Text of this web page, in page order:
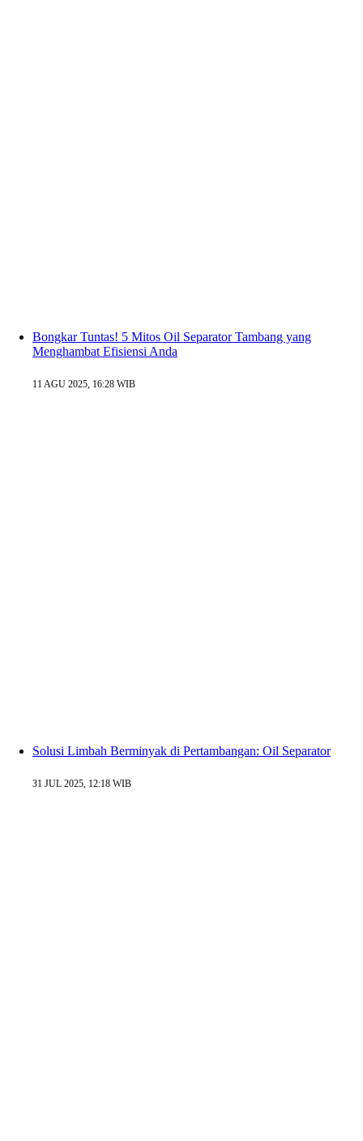
Bongkar Tuntas! 5 Mitos Oil Separator Tambang yang
Menghambat Efisiensi Anda
11 AGU 2025, 16:28 WIB
Solusi Limbah Berminyak di Pertambangan: Oil Separator
31 JUL 2025, 12:18 WIB